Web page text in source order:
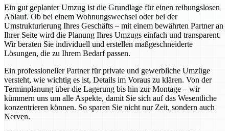
Ein gut geplanter Umzug ist die Grundlage für einen reibungslosen
Ablauf. Ob bei einem Wohnungswechsel oder bei der
Umstrukturierung Ihres Geschäfts – mit einem bewährten Partner an
Ihrer Seite wird die Planung Ihres Umzugs einfach und transparent.
Wir beraten Sie individuell und erstellen maßgeschneiderte
Lösungen, die zu Ihrem Bedarf passen.
Ein professioneller Partner für private und gewerbliche Umzüge
versteht, wie wichtig es ist, Details im Voraus zu klären. Von der
Terminplanung über die Lagerung bis hin zur Montage – wir
kümmern uns um alle Aspekte, damit Sie sich auf das Wesentliche
konzentrieren können. So sparen Sie nicht nur Zeit, sondern auch
Nerven.